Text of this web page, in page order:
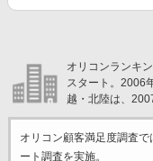
オリコンランキ
スタート。2006
越・北陸は、
オリコン顧客満足度調査
ート調査を実施。